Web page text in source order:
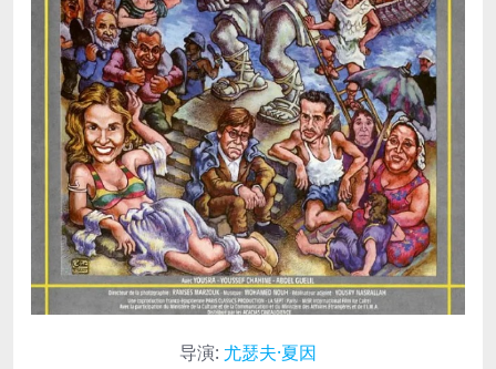
导演: 尤瑟夫·夏因